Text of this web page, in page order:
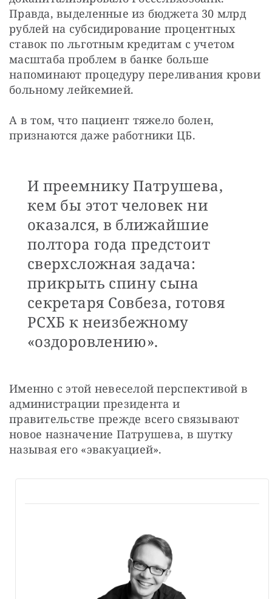
Правда, выделенные из бюджета 30 млрд
рублей на субсидирование процентных
ставок по льготным кредитам с учетом
масштаба проблем в банке больше
напоминают процедуру переливания крови
больному лейкемией.
А в том, что пациент тяжело болен,
признаются даже работники ЦБ.
И преемнику Патрушева,
кем бы этот человек ни
оказался, в ближайшие
полтора года предстоит
сверхсложная задача:
прикрыть спину сына
секретаря Совбеза, готовя
РСХБ к неизбежному
«оздоровлению».
Именно с этой невеселой перспективой в
администрации президента и
правительстве прежде всего связывают
новое назначение Патрушева, в шутку
называя его «эвакуацией».